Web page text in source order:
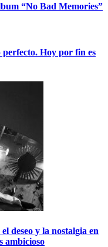
“No Bad Memories”
Hoy por fin es
deseo y la nostalgia en
ambicioso